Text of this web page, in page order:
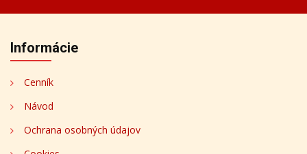
Informácie
Cenník
Návod
Ochrana osobných údajov